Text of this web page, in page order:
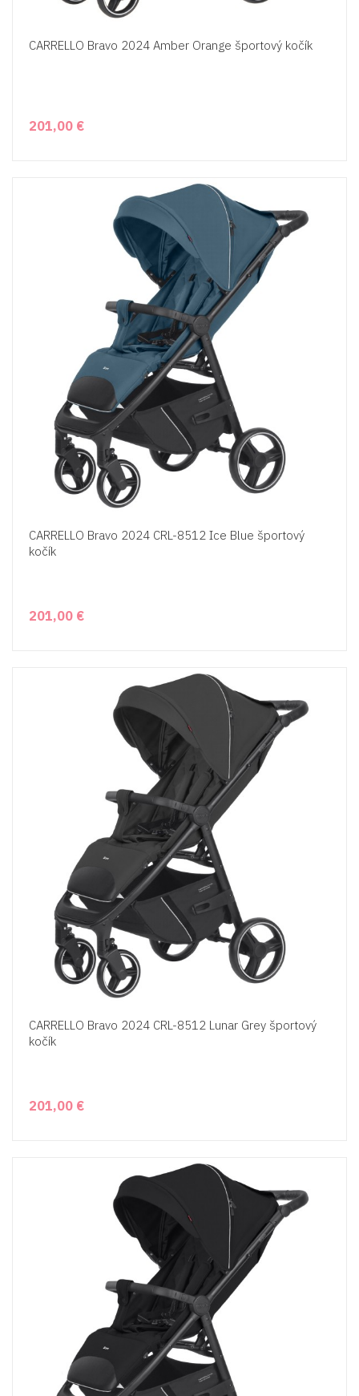
CARRELLO Bravo 2024 Amber Orange športový kočík
201,00 €
CARRELLO Bravo 2024 CRL-8512 Ice Blue športový
kočík
201,00 €
CARRELLO Bravo 2024 CRL-8512 Lunar Grey športový
kočík
201,00 €